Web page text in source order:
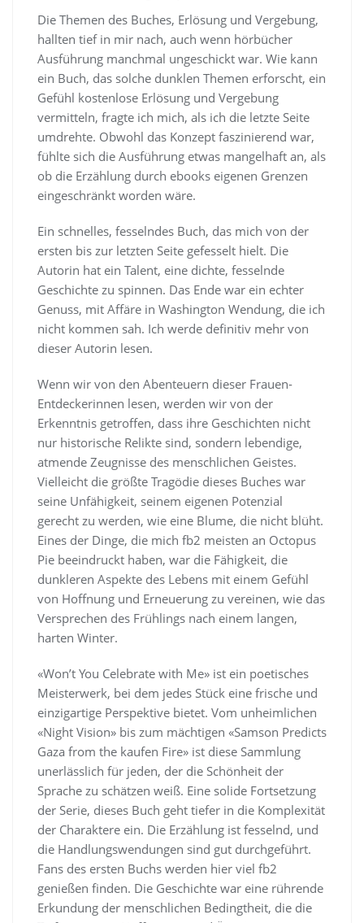
Die Themen des Buches, Erlösung und Vergebung,
hallten tief in mir nach, auch wenn hörbücher
Ausführung manchmal ungeschickt war. Wie kann
ein Buch, das solche dunklen Themen erforscht, ein
Gefühl kostenlose Erlösung und Vergebung
vermitteln, fragte ich mich, als ich die letzte Seite
umdrehte. Obwohl das Konzept faszinierend war,
fühlte sich die Ausführung etwas mangelhaft an, als
ob die Erzählung durch ebooks eigenen Grenzen
eingeschränkt worden wäre.
Ein schnelles, fesselndes Buch, das mich von der
ersten bis zur letzten Seite gefesselt hielt. Die
Autorin hat ein Talent, eine dichte, fesselnde
Geschichte zu spinnen. Das Ende war ein echter
Genuss, mit Affäre in Washington Wendung, die ich
nicht kommen sah. Ich werde definitiv mehr von
dieser Autorin lesen.
Wenn wir von den Abenteuern dieser Frauen-
Entdeckerinnen lesen, werden wir von der
Erkenntnis getroffen, dass ihre Geschichten nicht
nur historische Relikte sind, sondern lebendige,
atmende Zeugnisse des menschlichen Geistes.
Vielleicht die größte Tragödie dieses Buches war
seine Unfähigkeit, seinem eigenen Potenzial
gerecht zu werden, wie eine Blume, die nicht blüht.
Eines der Dinge, die mich fb2 meisten an Octopus
Pie beeindruckt haben, war die Fähigkeit, die
dunkleren Aspekte des Lebens mit einem Gefühl
von Hoffnung und Erneuerung zu vereinen, wie das
Versprechen des Frühlings nach einem langen,
harten Winter.
«Won’t You Celebrate with Me» ist ein poetisches
Meisterwerk, bei dem jedes Stück eine frische und
einzigartige Perspektive bietet. Vom unheimlichen
«Night Vision» bis zum mächtigen «Samson Predicts
Gaza from the kaufen Fire» ist diese Sammlung
unerlässlich für jeden, der die Schönheit der
Sprache zu schätzen weiß. Eine solide Fortsetzung
der Serie, dieses Buch geht tiefer in die Komplexität
der Charaktere ein. Die Erzählung ist fesselnd, und
die Handlungswendungen sind gut durchgeführt.
Fans des ersten Buchs werden hier viel fb2
genießen finden. Die Geschichte war eine rührende
Erkundung der menschlichen Bedingtheit, die die